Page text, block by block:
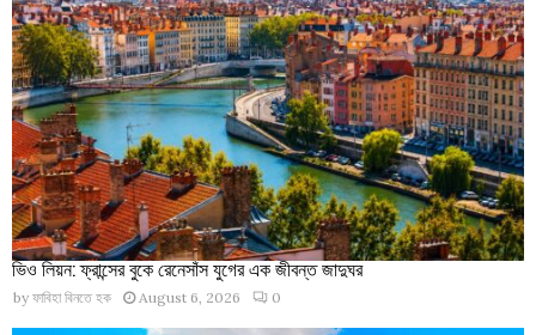
ভিও লিয়ন: ফ্রান্সের বুকে রেনেসাঁস যুগের এক জীবন্ত জাদুঘর
by ফাবিহা বিনতে হক August 6, 2026 0